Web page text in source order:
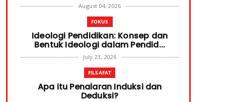
August 04, 2026
FOKUS
Ideologi Pendidikan: Konsep dan
Bentuk Ideologi dalam Pendid...
July 23, 2026
FILSAFAT
Apa itu Penalaran Induksi dan
Deduksi?